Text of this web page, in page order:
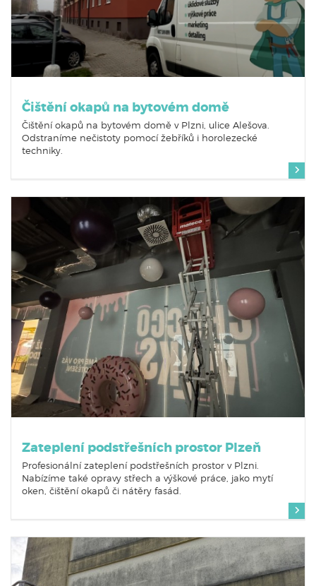
Čištění okapů na bytovém domě
Čištění okapů na bytovém domě v Plzni, ulice Alešova.
Odstraníme nečistoty pomocí žebříků i horolezecké
techniky.
Zateplení podstřešních prostor Plzeň
Profesionální zateplení podstřešních prostor v Plzni.
Nabízíme také opravy střech a výškové práce, jako mytí
oken, čištění okapů či nátěry fasád.